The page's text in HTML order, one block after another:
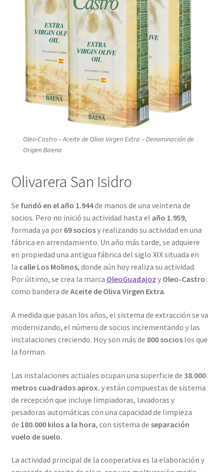
Oleo-Castro – Aceite de Oliva Virgen Extra – Denominación de
Origen Baena
Olivarera San Isidro
Se fundó en el año 1.944de manos de una veintena de
socios. Pero no inició su actividad hasta el año 1.959,
formada ya por 69 sociosy realizando su actividad en una
fábrica en arrendamiento. Un año más tarde, se adquiere
en propiedad una antigua fábrica del siglo XIX situada en
la calle Los Molinos, donde aún hoy realiza su actividad.
Por último, se crea la marca OleoGuadajoz y Oleo-Castro
como bandera de Aceite de Oliva Virgen Extra.
A medida que pasan los años, el sistema de extracción se va
modernizando, el número de socios incrementando y las
instalaciones creciendo. Hoy son más de 800 socioslos que
la forman.
Las instalaciones actuales ocupan una superficie de 38.000
metros cuadrados aprox. y están compuestas de sistema
de recepción que incluye limpiadoras, lavadoras y
pesadoras automáticas con una capacidad de limpieza
de 180.000 kilos a la hora, con sistema de separación
vuelo de suelo.
La actividad principal de la cooperativa es la elaboración y